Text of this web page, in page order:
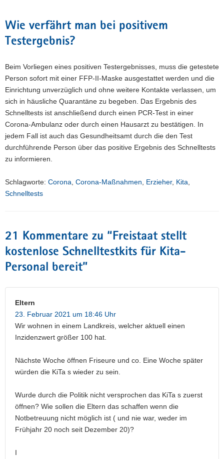
Wie verfährt man bei positivem
Testergebnis?
Beim Vorliegen eines positiven Testergebnisses, muss die getestete
Person sofort mit einer FFP-II-Maske ausgestattet werden und die
Einrichtung unverzüglich und ohne weitere Kontakte verlassen, um
sich in häusliche Quarantäne zu begeben. Das Ergebnis des
Schnelltests ist anschließend durch einen PCR-Test in einer
Corona-Ambulanz oder durch einen Hausarzt zu bestätigen. In
jedem Fall ist auch das Gesundheitsamt durch die den Test
durchführende Person über das positive Ergebnis des Schnelltests
zu informieren.
Schlagworte: Corona Corona-Maßnahmen Erzieher, Kita
Schnelltests
21 Kommentare zu “Freistaat stellt
kostenlose Schnelltestkits für Kita-
Personal bereit”
Eltern
23. Februar 2021 um 18:46 Uhr
Wir wohnen in einem Landkreis, welcher aktuell einen
Inzidenzwert größer 100 hat.
Nächste Woche öffnen Friseure und co. Eine Woche später
würden die KiTa s wieder zu sein.
Wurde durch die Politik nicht versprochen das KiTa s zuerst
öffnen? Wie sollen die Eltern das schaffen wenn die
Notbetreuung nicht möglich ist ( und nie war, weder im
Frühjahr 20 noch seit Dezember 20)?
I